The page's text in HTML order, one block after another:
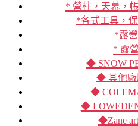
* 營柱，天幕，
*各式工具，
*露
* 露
◆ SNOW
◆ 其他廠
◆
◆
◆Zane